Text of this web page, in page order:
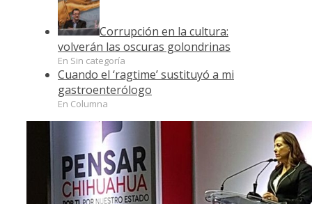
Corrupción en la cultura:
volverán las oscuras golondrinas
En Sin categoría
Cuando el ‘ragtime’ sustituyó a mi
gastroenterólogo
En Columna